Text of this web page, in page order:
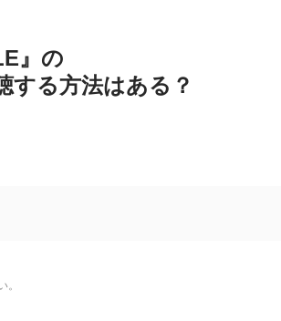
』の
する方法はある？
。